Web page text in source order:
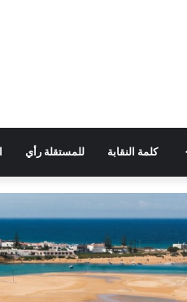
الرئيسيةكلمة النقابة للمستقلة رأي